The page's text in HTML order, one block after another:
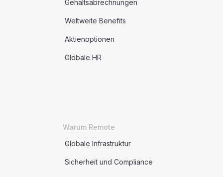
Gehaltsabrechnungen
Weltweite Benefits
Aktienoptionen
Globale HR
Warum Remote
Globale Infrastruktur
Sicherheit und Compliance